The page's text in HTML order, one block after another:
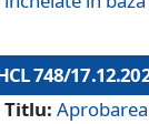
748/
Titlu: